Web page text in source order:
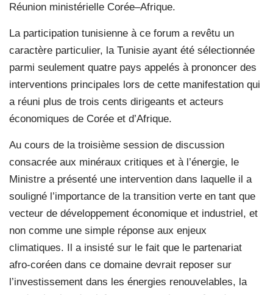
Réunion ministérielle Corée–Afrique.
La participation tunisienne à ce forum a revêtu un
caractère particulier, la Tunisie ayant été sélectionnée
parmi seulement quatre pays appelés à prononcer des
interventions principales lors de cette manifestation qui
a réuni plus de trois cents dirigeants et acteurs
économiques de Corée et d’Afrique.
Au cours de la troisième session de discussion
consacrée aux minéraux critiques et à l’énergie, le
Ministre a présenté une intervention dans laquelle il a
souligné l’importance de la transition verte en tant que
vecteur de développement économique et industriel, et
non comme une simple réponse aux enjeux
climatiques. Il a insisté sur le fait que le partenariat
afro-coréen dans ce domaine devrait reposer sur
l’investissement dans les énergies renouvelables, la